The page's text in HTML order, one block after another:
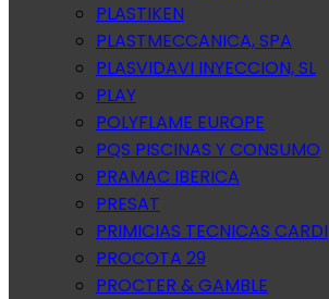
PLASTIKEN
PLASTMECCANICA, SPA
PLASVIDAVI INYECCION, SL
PLAY
POLYFLAME EUROPE
PQS PISCINAS Y CONSUMO
PRAMAC IBERICA
PRESAT
PRIMICIAS TECNICAS CARDI
PROCOTA 29
PROCTER & GAMBLE